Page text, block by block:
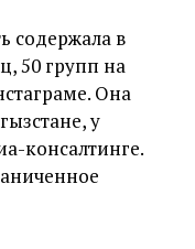
содержала в
50 групп на
Она
у
консалтинге.